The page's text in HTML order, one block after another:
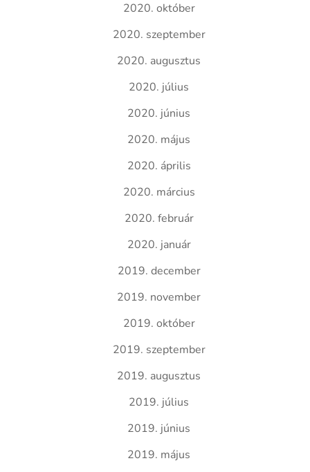
2020. október
2020. szeptember
2020. augusztus
2020. július
2020. június
2020. május
2020. április
2020. március
2020. február
2020. január
2019. december
2019. november
2019. október
2019. szeptember
2019. augusztus
2019. július
2019. június
2019. május